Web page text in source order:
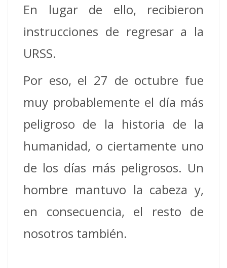
En lugar de ello, recibieron
instrucciones de regresar a la
URSS.
Por eso, el 27 de octubre fue
muy probablemente el día más
peligroso de la historia de la
humanidad, o ciertamente uno
de los días más peligrosos. Un
hombre mantuvo la cabeza y,
en consecuencia, el resto de
nosotros también.